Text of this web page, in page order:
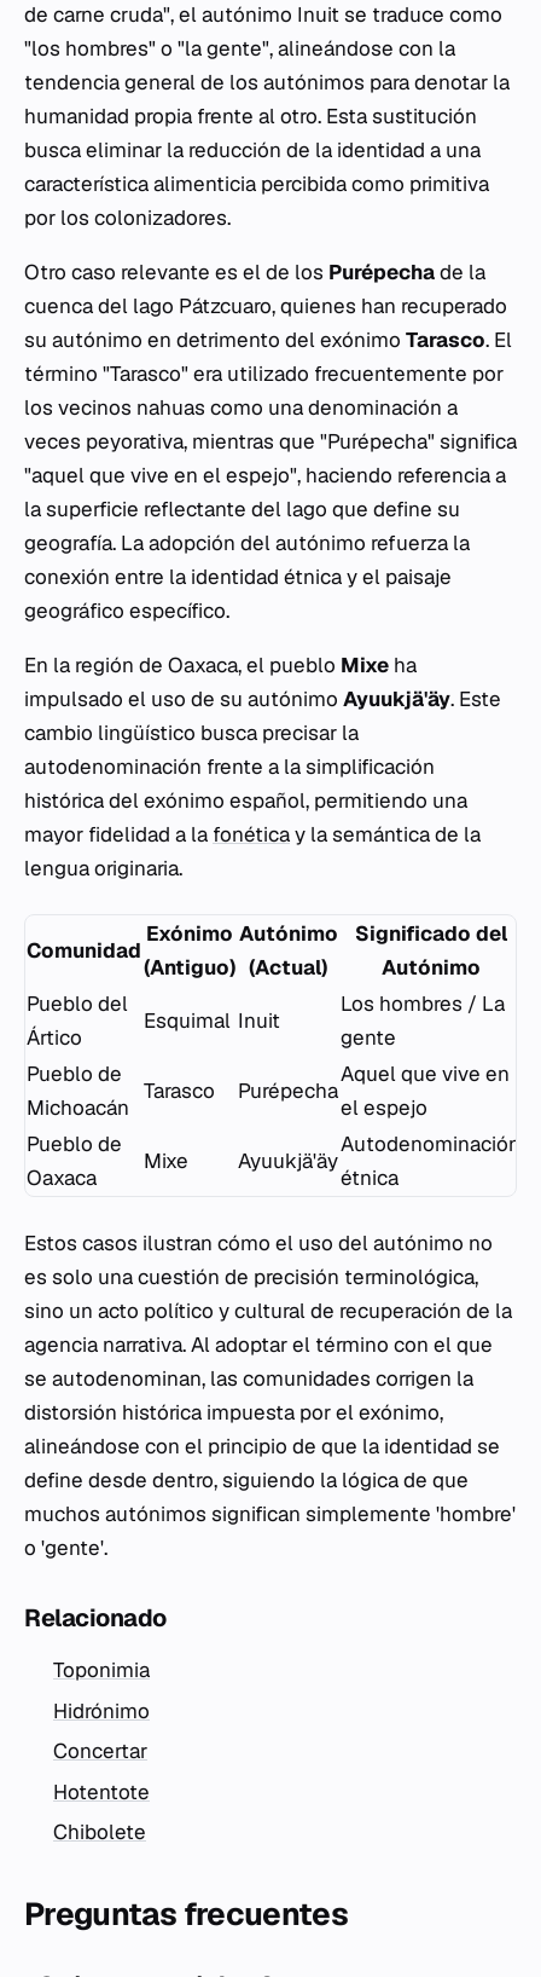
de carne cruda", el autónimo Inuit se traduce como
"los hombres" o "la gente", alineándose con la
tendencia general de los autónimos para denotar la
humanidad propia frente al otro. Esta sustitución
busca eliminar la reducción de la identidad a una
característica alimenticia percibida como primitiva
por los colonizadores.
Otro caso relevante es el de los Purépechade la
cuenca del lago Pátzcuaro, quienes han recuperado
su autónimo en detrimento del exónimo Tarasco. El
término "Tarasco" era utilizado frecuentemente por
los vecinos nahuas como una denominación a
veces peyorativa, mientras que "Purépecha" significa
"aquel que vive en el espejo", haciendo referencia a
la superficie reflectante del lago que define su
geografía. La adopción del autónimo refuerza la
conexión entre la identidad étnica y el paisaje
geográfico específico.
En la región de Oaxaca, el pueblo Mixe ha
impulsado el uso de su autónimo Ayuukjä'äy. Este
cambio lingüístico busca precisar la
autodenominación frente a la simplificación
histórica del exónimo español, permitiendo una
mayor fidelidad a la fonéticay la semántica de la
lengua originaria.
Comunidad
Exónimo
(Antiguo)
Autónimo
(Actual)
Significado del
Autónimo
Pueblo del
Ártico
Esquimal Inuit
Los hombres / La
gente
Pueblo de
Michoacán
Tarasco Purépecha
Aquel que vive en
el espejo
Pueblo de
Oaxaca
Mixe Ayuukjä'äy
Autodenominación
étnica
Estos casos ilustran cómo el uso del autónimo no
es solo una cuestión de precisión terminológica,
sino un acto político y cultural de recuperación de la
agencia narrativa. Al adoptar el término con el que
se autodenominan, las comunidades corrigen la
distorsión histórica impuesta por el exónimo,
alineándose con el principio de que la identidad se
define desde dentro, siguiendo la lógica de que
muchos autónimos significan simplemente 'hombre'
o 'gente'.
Relacionado
Toponimia
Hidrónimo
Concertar
Hotentote
Chibolete
Preguntas frecuentes